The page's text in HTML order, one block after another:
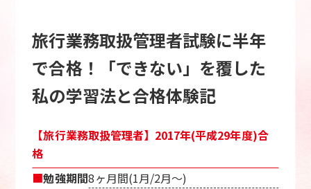
旅行業務取扱管理者試験に半年
で合格！「できない」を覆した
私の学習法と合格体験記
【旅行業務取扱管理者】2017年(平成29年度)合
格
■勉強期間8ヶ月間(1月/2月〜)